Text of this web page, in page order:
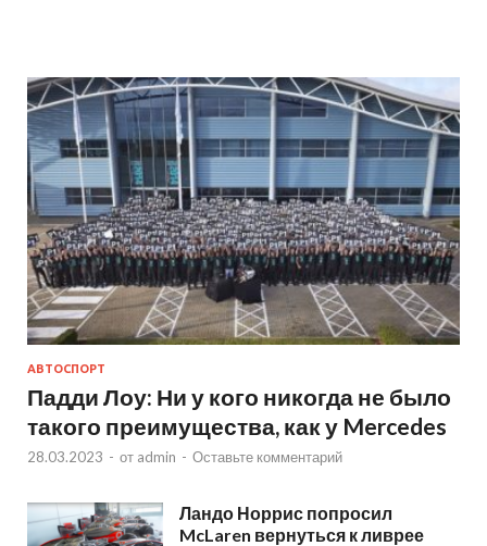
АВТОСПОРТ
Падди Лоу: Ни у кого никогда не было
такого преимущества, как у Mercedes
28.03.2023 - от admin - Оставьте комментарий
Ландо Норрис попросил
McLaren вернуться к ливрее